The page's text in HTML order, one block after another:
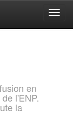
en
l'ENP.
la